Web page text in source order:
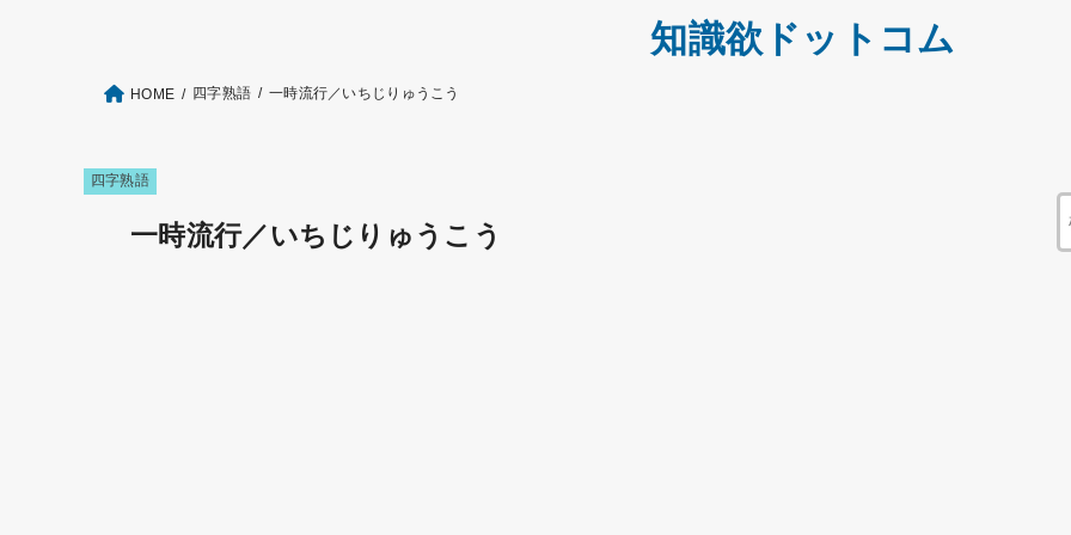
知識欲ドットコム
HOME 四字熟語 一時流行／いちじりゅうこう
四字熟語
一時流行／いちじりゅうこう